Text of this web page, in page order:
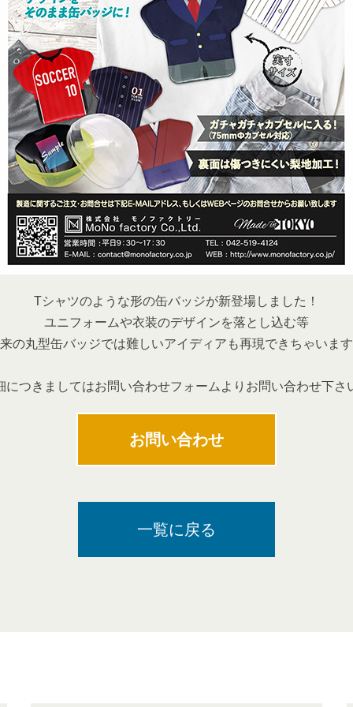
Tシャツのような形の缶バッジが新登場しました！
ユニフォームや衣装のデザインを落とし込む等
の丸型缶バッジでは難しいアイディアも再現できちゃいま
につきましてはお問い合わせフォームよりお問い合わせ下さ
お問い合わせ
一覧に戻る